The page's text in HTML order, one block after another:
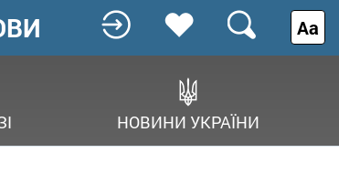
НОВИНИ УКРАЇНИ
Аа